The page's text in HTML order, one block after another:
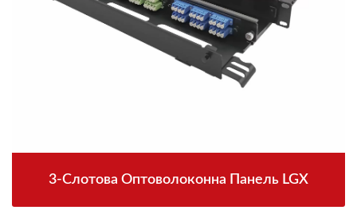
3-Слотова Оптоволоконна Панель LGX